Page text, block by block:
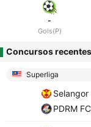
-
Gols(P)
Concursos recentes
Superliga
Selangor
PDRM FC